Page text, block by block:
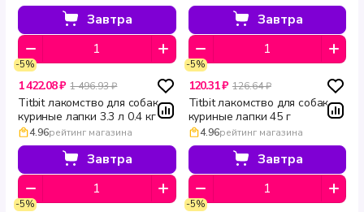
Завтра Завтра
-5%
1 422.08 ₽ 1 496.93 ₽
Titbit лакомство для собак
куриные лапки 3.3 л 0.4 кг
4.96рейтинг магазина
Завтра
-5%
120.31 ₽ 126.64 ₽
Titbit лакомство для собак
куриные лапки 45 г
4.96рейтинг магазина
Завтра
-5% -5%